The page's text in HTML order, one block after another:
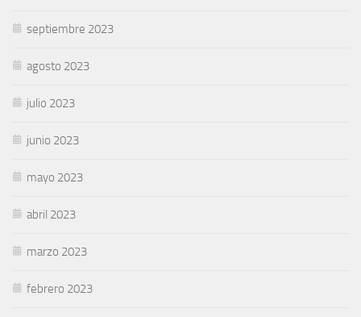
septiembre 2023
agosto 2023
julio 2023
junio 2023
mayo 2023
abril 2023
marzo 2023
febrero 2023